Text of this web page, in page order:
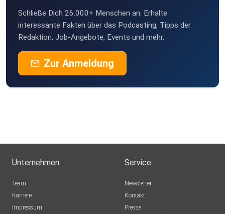
Schließe Dich 26.000+ Menschen an. Erhalte
interessante Fakten über das Podcasting, Tipps der
Redaktion, Job-Angebote, Events und mehr.
Zur Anmeldung
Unternehmen
Team
Karriere
Impressum
Service
Newsletter
Kontakt
Presse